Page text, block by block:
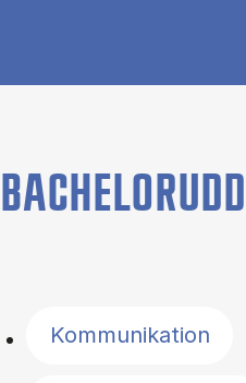
Kommunikation